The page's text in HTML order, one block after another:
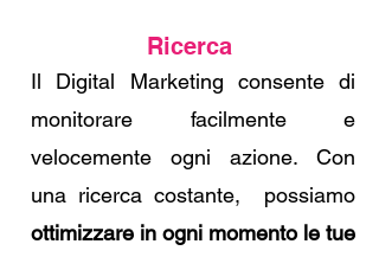
Ricerca
Il Digital Marketing consente di
monitorare facilmente e
velocemente ogni azione. Con
una ricerca costante, possiamo
ottimizzare in ogni momento le tue